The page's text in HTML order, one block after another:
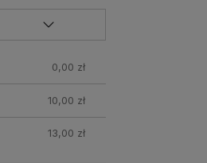
0,00 zł
10,00 zł
13,00 zł